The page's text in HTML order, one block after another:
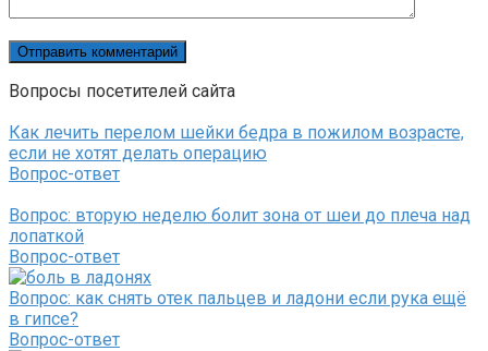
Вопросы посетителей сайта
Как лечить перелом шейки бедра в пожилом возрасте,
если не хотят делать операцию
Вопрос-ответ
Вопрос: вторую неделю болит зона от шеи до плеча над
лопаткой
Вопрос-ответ
Вопрос: как снять отек пальцев и ладони если рука ещё
в гипсе?
Вопрос-ответ